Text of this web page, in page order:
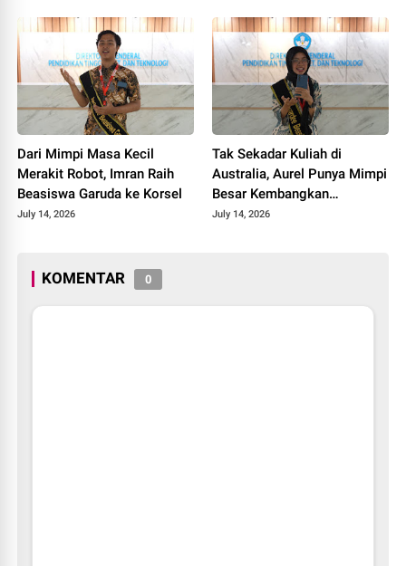
Dari Mimpi Masa Kecil
Merakit Robot, Imran Raih
Beasiswa Garuda ke Korsel
July 14, 2026
Tak Sekadar Kuliah di
Australia, Aurel Punya Mimpi
Besar Kembangkan
Pengobatan Kanker untuk
July 14, 2026
KOMENTAR 0